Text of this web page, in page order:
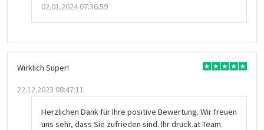
02.01.2024 07:36:59
Wirklich Super!
22.12.2023 08:47:11
Herzlichen Dank für Ihre positive Bewertung. Wir freuen
uns sehr, dass Sie zufrieden sind. Ihr druck.at-Team.